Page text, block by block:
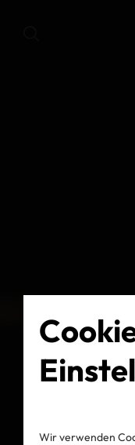
Wir verwenden